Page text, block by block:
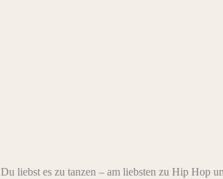
Du liebst es zu tanzen – am liebsten zu Hip Hop